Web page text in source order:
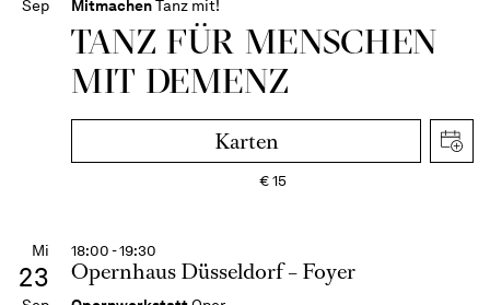
Sep MitmachenTanz mit!
TANZ FÜR MENSCHEN
MIT DEMENZ
Karten
€15
Mi
23
18:00 - 19:30
Opernhaus Düsseldorf – Foyer